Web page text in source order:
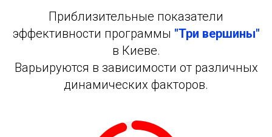
Приблизительные показатели
эффективности программы "Три вершины"
в Киеве.
Варьируются в зависимости от различных
динамических факторов.